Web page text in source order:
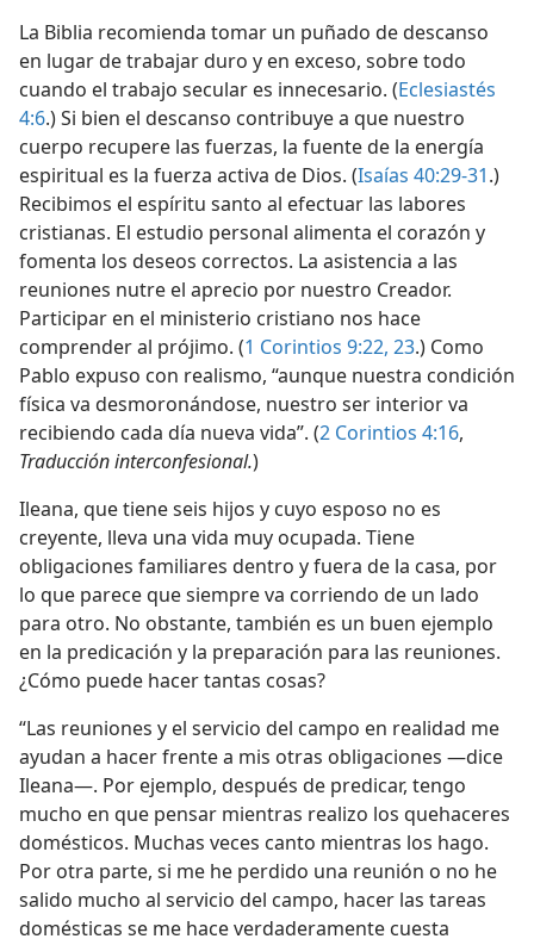
La Biblia recomienda tomar un puñado de descanso
en lugar de trabajar duro y en exceso, sobre todo
cuando el trabajo secular es innecesario. (Eclesiastés
4:6.) Si bien el descanso contribuye a que nuestro
cuerpo recupere las fuerzas, la fuente de la energía
espiritual es la fuerza activa de Dios. (Isaías 40:29-31.)
Recibimos el espíritu santo al efectuar las labores
cristianas. El estudio personal alimenta el corazón y
fomenta los deseos correctos. La asistencia a las
reuniones nutre el aprecio por nuestro Creador.
Participar en el ministerio cristiano nos hace
comprender al prójimo. (1 Corintios 9:22, 23.) Como
Pablo expuso con realismo, “aunque nuestra condición
física va desmoronándose, nuestro ser interior va
recibiendo cada día nueva vida”. (2 Corintios 4:16,
Traducción interconfesional.)
Ileana, que tiene seis hijos y cuyo esposo no es
creyente, lleva una vida muy ocupada. Tiene
obligaciones familiares dentro y fuera de la casa, por
lo que parece que siempre va corriendo de un lado
para otro. No obstante, también es un buen ejemplo
en la predicación y la preparación para las reuniones.
¿Cómo puede hacer tantas cosas?
“Las reuniones y el servicio del campo en realidad me
ayudan a hacer frente a mis otras obligaciones —dice
Ileana—. Por ejemplo, después de predicar, tengo
mucho en que pensar mientras realizo los quehaceres
domésticos. Muchas veces canto mientras los hago.
Por otra parte, si me he perdido una reunión o no he
salido mucho al servicio del campo, hacer las tareas
domésticas se me hace verdaderamente cuesta